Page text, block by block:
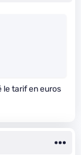
le tarif en euros